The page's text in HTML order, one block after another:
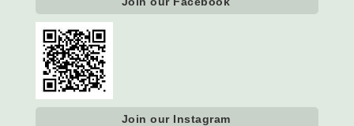
Join our Instagram